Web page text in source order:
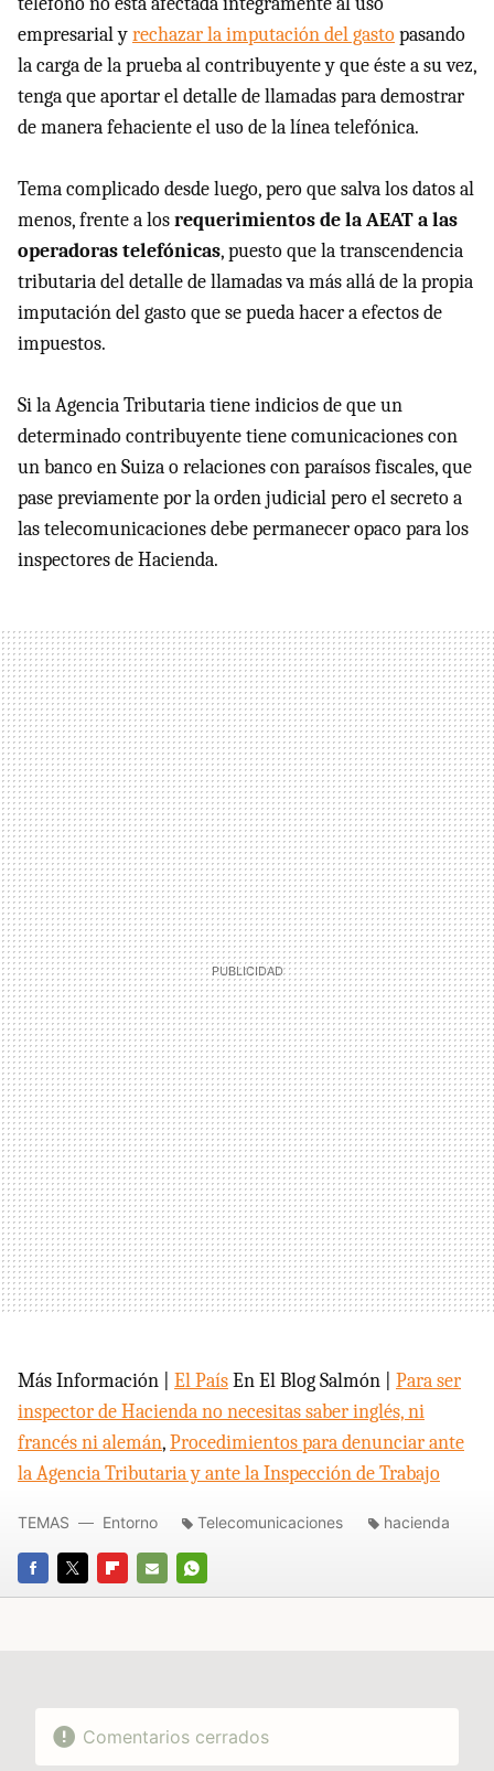
empresarial yrechazar la imputación del gastopasando
la carga de la prueba al contribuyente y que éste a su vez,
tenga que aportar el detalle de llamadas para demostrar
de manera fehaciente el uso de la línea telefónica.
Tema complicado desde luego, pero que salva los datos al
menos, frente a losrequerimientos de la AEAT a las
operadoras telefónicas, puesto que la transcendencia
tributaria del detalle de llamadas va más allá de la propia
imputación del gasto que se pueda hacer a efectos de
impuestos.
Si la Agencia Tributaria tiene indicios de que un
determinado contribuyente tiene comunicaciones con
un banco en Suiza o relaciones con paraísos fiscales, que
pase previamente por la orden judicial pero el secreto a
las telecomunicaciones debe permanecer opaco para los
inspectores de Hacienda.
Más Información | El PaísEn El Blog Salmón | Para ser
inspector de Hacienda no necesitas saber inglés, ni
francés ni alemán,Procedimientos para denunciar ante
la Agencia Tributaria y ante la Inspección de Trabajo
FACEBOOK
TWITTERFLIPBOARD
E-
WHATSAPP
TEMAS Entorno Telecomunicaciones hacienda
Comentarios cerrados